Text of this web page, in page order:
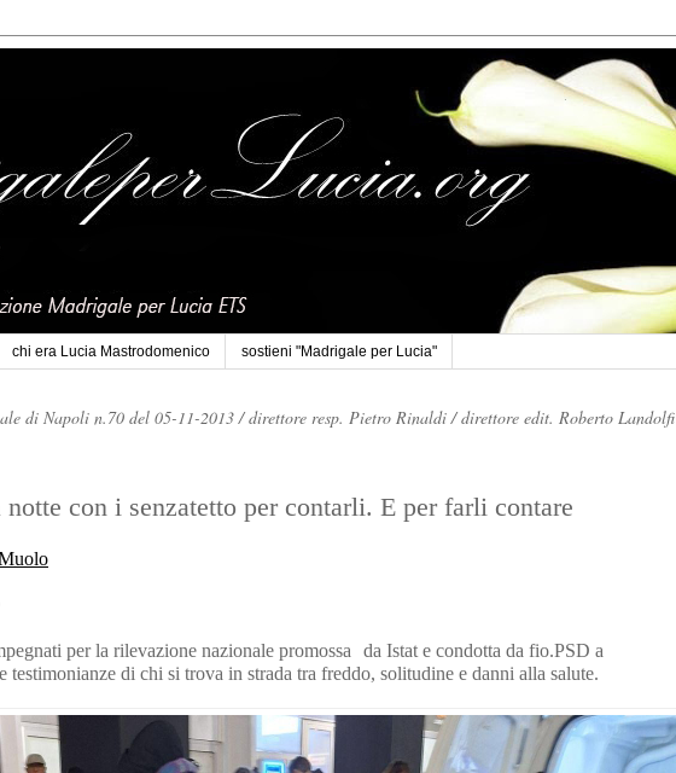
chi era Lucia Mastrodomenico sostieni "Madrigale per Lucia"
di Napoli n.70 del 05-11-2013 /direttore resp. Pietro Rinaldi /direttore edit. Roberto Landolfi
notte con i senzatetto per contarli. E per farli contare
per la rilevazione nazionale promossa da Istat e condotta da fio.PSD a
di chi si trova in strada tra freddo, solitudine e danni alla salute.